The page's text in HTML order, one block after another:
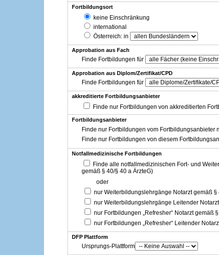
Fortbildungsort
keine Einschränkung
international
Österreich: in
Approbation aus Fach
Finde Fortbildungen für
Approbation aus Diplom/Zertifikat/CPD
Finde Fortbildungen für
akkreditierte Fortbildungsanbieter
Finde nur Fortbildungen von akkreditierten
Fortbildungsanbieter
Finde nur Fortbildungen vom Fortbildungsanbieter
Finde nur Fortbildungen von diesem
Notfallmedizinische Fortbildungen
Finde alle notfallmedizinischen Fort- und
gemäß § 40/§ 40 a ÄrzteG)
oder
nur Weiterbildungslehrgänge Notarzt gemäß §
nur Weiterbildungslehrgänge Leitender
nur Fortbildungen „Refresher“ Notarzt gemäß
nur Fortbildungen „Refresher“ Leitender
DFP Plattform
Ursprungs-Plattform